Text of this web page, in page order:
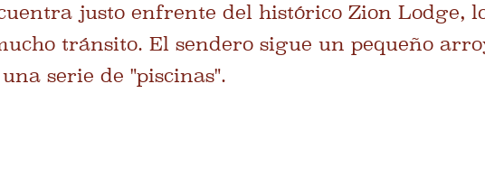
justo enfrente del histórico Zion Lodge,
tránsito. El sendero sigue un pequeño
serie de "piscinas".